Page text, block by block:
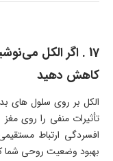
17 . اگر الکل
کاهش دهید
الکل بر روی سلول های
تأثیرات منفی را روی
افسردگی ارتباط
بهبود وضعیت روحی شما